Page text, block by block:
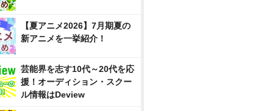
【夏アニメ2026】7月期夏の
新アニメを一挙紹介！
芸能界を志す10代～20代を応
援！オーディション・スクー
ル情報はDeview